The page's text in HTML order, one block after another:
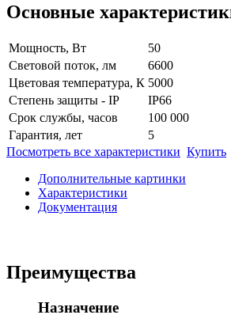
Основные
Мощность, Вт
50
Световой поток, лм
6600
Цветовая температура, К 5000
Степень защиты - IP
IP66
Срок службы, часов
100 000
Гарантия, лет
5
Посмотреть все характеристики Купить
Дополнительные картинки
Характеристики
Документация
Преимущества
Назначение